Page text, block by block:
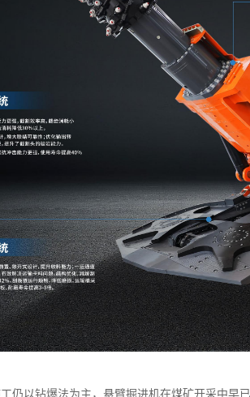
仍以钻爆法为主，悬臂掘进机在煤矿开采中早